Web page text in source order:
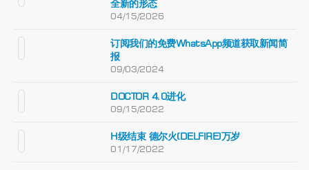
全新的形态
04/15/2026
订阅我们的免费WhatsApp频道获取新闻简
报
09/03/2024
DOCTOR 4.0进化
09/15/2022
H级结束 德尔火(DELFIRE)万岁
01/17/2022